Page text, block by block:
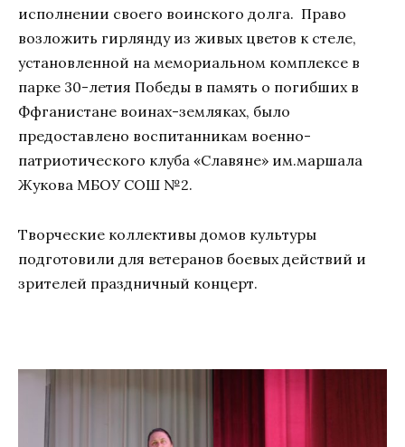
исполнении своего воинского долга. Право
возложить гирлянду из живых цветов к стеле,
установленной на мемориальном комплексе в
парке 30-летия Победы в память о погибших в
Ффганистане воинах-земляках, было
предоставлено воспитанникам военно-
патриотического клуба «Славяне» им.маршала
Жукова МБОУ СОШ №2.
Творческие коллективы домов культуры
подготовили для ветеранов боевых действий и
зрителей праздничный концерт.